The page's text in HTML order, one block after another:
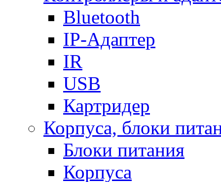
Bluetooth
IP-Адаптер
IR
USB
Картридер
Корпуса, блоки
Блоки питания
Корпуса